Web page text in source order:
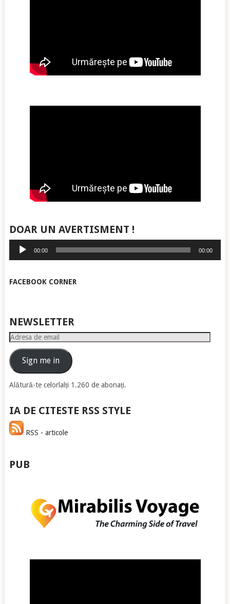
DOAR UN AVERTISMENT !
Player
audio
00:00 00:00
FACEBOOK CORNER
NEWSLETTER
Adresa
emailSign me in
Alătură-te celorlalți 1.260 de abonați.
IA DE CITESTE RSS STYLE
RSS - articole
PUB